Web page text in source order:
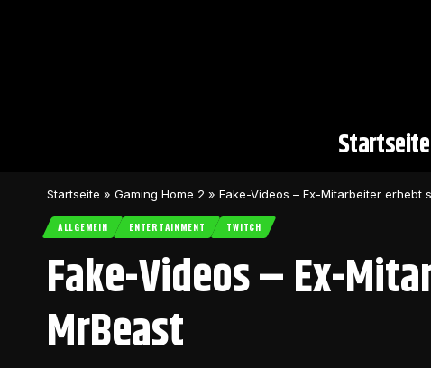
Startseite
Startseite » Gaming Home 2 » Fake-Videos – Ex-Mitarbeiter
ALLGEMEIN ENTERTAINMENT TWITCH
Fake-Videos – Ex-
MrBeast